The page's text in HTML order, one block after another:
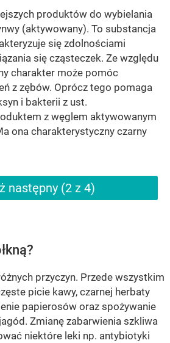
produktów do wybielania
(aktywowany). To substancja
się zdolnościami
się cząsteczek. Ze względu
charakter może pomóc
z zębów. Oprócz tego pomaga
i bakterii z ust.
z węglem aktywowanym
ona charakterystyczny czarny
następny (2 z 4)
przyczyn. Przede wszystkim
picie kawy, czarnej herbaty
papierosów oraz spożywanie
Zmianę zabarwienia szkliwa
niektóre leki np. antybiotyki